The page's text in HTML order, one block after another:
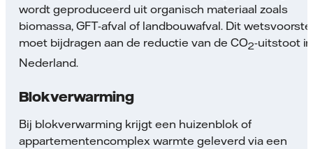
wordt geproduceerd uit organisch materiaal zoals
biomassa, GFT-afval of landbouwafval. Dit
moet bijdragen aan de reductie van de CO2-uitstoot in
Nederland.
Blokverwarming
Bij blokverwarming krijgt een huizenblok of
appartementencomplex warmte geleverd via een